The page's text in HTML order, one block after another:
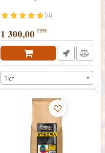
(8)
1 300,00 ГРН
1кг